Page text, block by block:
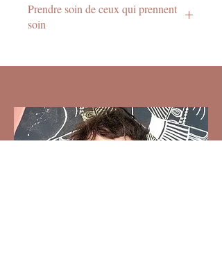
Prendre soin de ceux qui prennent
soin
accompagnants, il permet de
certains liens énergétiques qui
pourraient perdurer. Il permet
également de se régénérer et de